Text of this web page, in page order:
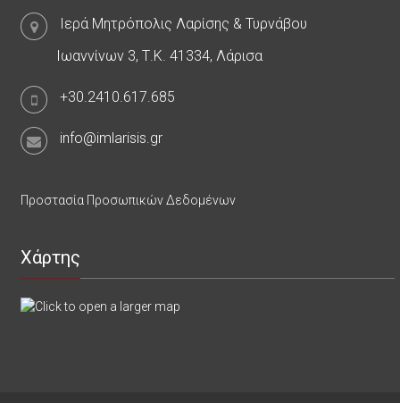
Ιερά Μητρόπολις Λαρίσης & Τυρνάβου
Ιωαννίνων 3, Τ.Κ. 41334, Λάρισα
+30.2410.617.685
info@imlarisis.gr
Προστασία Προσωπικών Δεδομένων
Χάρτης